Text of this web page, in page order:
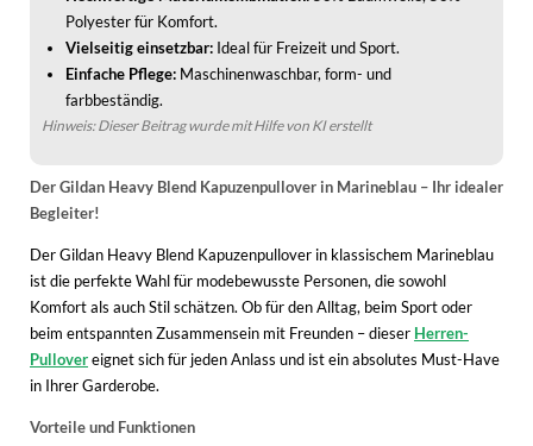
Polyester für Komfort.
Vielseitig einsetzbar: Ideal für Freizeit und Sport.
Einfache Pflege: Maschinenwaschbar, form- und
farbbeständig.
Hinweis: Dieser Beitrag wurde mit Hilfe von KI erstellt
Der Gildan Heavy Blend Kapuzenpullover in Marineblau – Ihr idealer
Begleiter!
Der Gildan Heavy Blend Kapuzenpullover in klassischem Marineblau
ist die perfekte Wahl für modebewusste Personen, die sowohl
Komfort als auch Stil schätzen. Ob für den Alltag, beim Sport oder
beim entspannten Zusammensein mit Freunden – dieser Herren-
Pullovereignet sich für jeden Anlass und ist ein absolutes Must-Have
in Ihrer Garderobe.
Vorteile und Funktionen